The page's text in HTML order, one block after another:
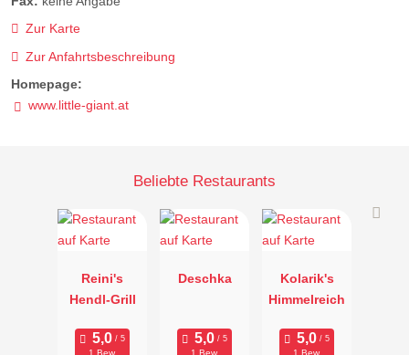
Zur Karte
Zur Anfahrtsbeschreibung
Homepage:
www.little-giant.at
Beliebte Restaurants
Reini's
Hendl-Grill
1 Bew.
Deschka
1 Bew.
Kolarik's
Himmelreich
1 Bew.